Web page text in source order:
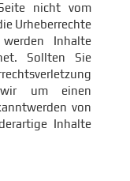
nicht vom
Urheberrechte
Inhalte
Sollten Sie
um einen
von
Inhalte